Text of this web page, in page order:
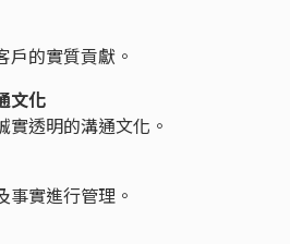
戶的實質貢獻。
文化
實透明的溝通文化。
事實進行管理。